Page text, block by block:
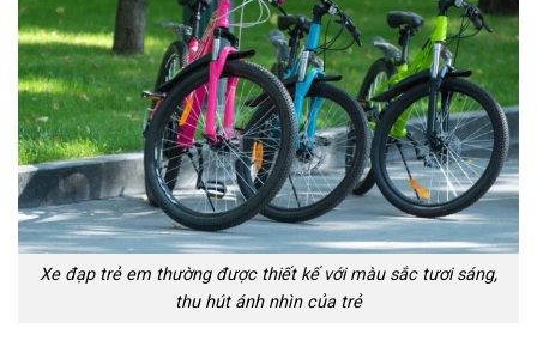
Xe đạp trẻ em thường được thiết kế với màu sắc tươi sáng,
thu hút ánh nhìn của trẻ